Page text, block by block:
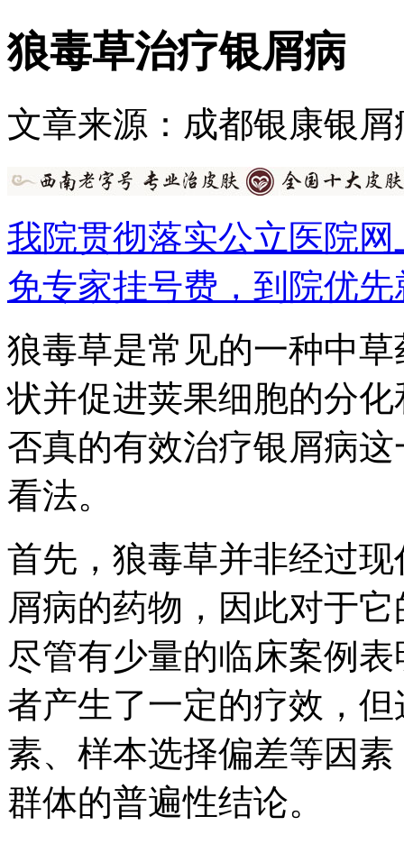
狼毒草治疗银屑病
文章来源：成都银康银屑
我院贯彻落实公立医院
免专家挂号费，到院优先
狼毒草是常见的一种中
状并促进荚果细胞的分
否真的有效治疗银屑病
看法。
首先，狼毒草并非经过
屑病的药物，因此对于
尽管有少量的临床案例
者产生了一定的疗效，
素、样本选择偏差等因
群体的普遍性结论。